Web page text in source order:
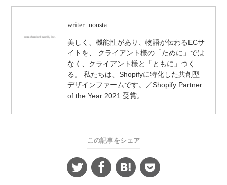
writer nonsta
美しく、機能性があり、物語が伝わるECサ
イトを、 クライアント様の「ために」では
なく、クライアント様と「ともに」つく
る。 私たちは、Shopifyに特化した共創型
デザインファームです。／Shopify Partner
of the Year 2021 受賞。
この記事をシェア